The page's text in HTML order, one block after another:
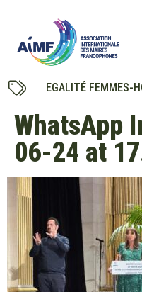
EGALITÉ FEMMES-
WhatsApp
06-24 at